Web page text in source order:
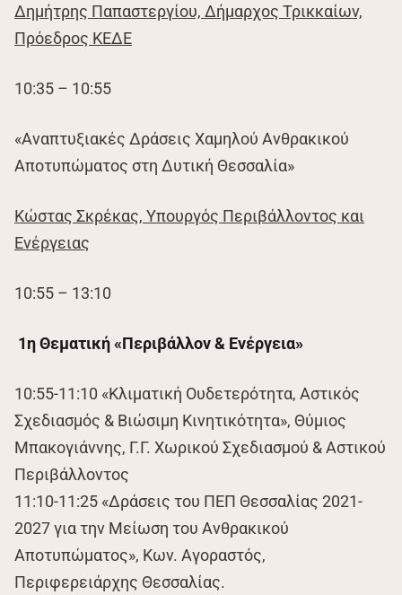
Δημήτρης Παπαστεργίου, Δήμαρχος Τρικκαίων,
Πρόεδρος ΚΕΔΕ
10:35 – 10:55
«Αναπτυξιακές Δράσεις Χαμηλού Ανθρακικού
Αποτυπώματος στη Δυτική Θεσσαλία»
Κώστας Σκρέκας, Υπουργός Περιβάλλοντος και
Ενέργειας
10:55 – 13:10
1η Θεματική «Περιβάλλον & Ενέργεια»
10:55-11:10 «Κλιματική Ουδετερότητα, Αστικός
Σχεδιασμός & Βιώσιμη Κινητικότητα», Θύμιος
Μπακογιάννης, Γ.Γ. Χωρικού Σχεδιασμού & Αστικού
Περιβάλλοντος
11:10-11:25 «Δράσεις του ΠΕΠ Θεσσαλίας 2021-
2027 για την Μείωση του Ανθρακικού
Αποτυπώματος», Κων. Αγοραστός,
Περιφερειάρχης Θεσσαλίας.